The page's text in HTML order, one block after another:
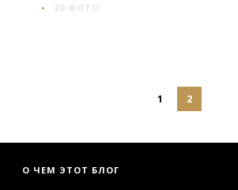
20 ФОТО
1 2
О ЧЕМ ЭТОТ БЛОГ